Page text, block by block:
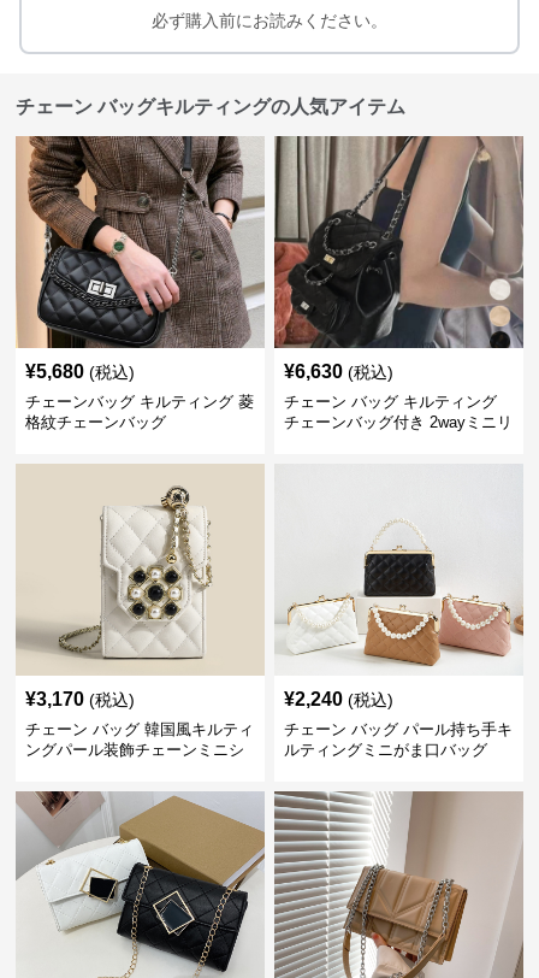
必ず購入前にお読みください。
チェーン バッグキルティングの人気アイテム
¥5,680 (税込)
チェーンバッグ キルティング 菱
格紋チェーンバッグ
¥6,630 (税込)
チェーン バッグ キルティング
チェーンバッグ付き 2wayミニリ
¥3,170 (税込)
チェーン バッグ 韓国風キルティ
ングパール装飾チェーンミニシ
¥2,240 (税込)
チェーン バッグ パール持ち手キ
ルティングミニがま口バッグ